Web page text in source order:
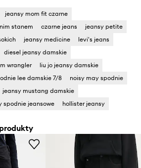
jeansy mom fit czarne
stanem
czarne jeans
jeansy petite
jeansy medicine
levi's jeans
diesel jeansy damskie
wrangler
liu jo jeansy damskie
lee damskie 7/8
noisy may spodnie
jeansy mustang damskie
spodnie jeansowe hollister jeansy